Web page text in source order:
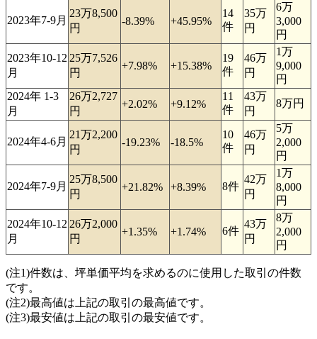
2023年7-9月
23万8,500
円
-8.39% +45.95%
14
件
35万
円
6万
3,000
円
2023年10-12
月
25万7,526
円
+7.98% +15.38%
19
件
46万
円
1万
9,000
円
2024年 1-3
月
26万2,727
円
+2.02% +9.12%
11
件
43万
円
8万円
2024年4-6月
21万2,200
円
-19.23% -18.5%
10
件
46万
円
5万
2,000
円
2024年7-9月
25万8,500
円
+21.82% +8.39% 8件
42万
円
1万
8,000
円
2024年10-12
月
26万2,000
円
+1.35% +1.74% 6件
43万
円
8万
2,000
円
(注1)件数は、坪単価平均を求めるのに使用した取引の件数
です。
(注2)最高値は上記の取引の最高値です。
(注3)最安値は上記の取引の最安値です。